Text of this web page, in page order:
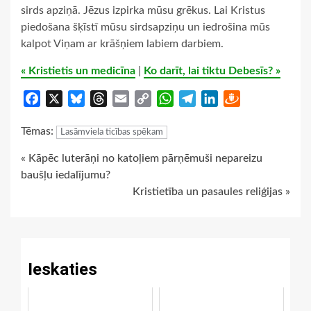
sirds apziņā. Jēzus izpirka mūsu grēkus. Lai Kristus
piedošana šķīstī mūsu sirdsapziņu un iedrošina mūs
kalpot Viņam ar krāšņiem labiem darbiem.
« Kristietis un medicīna Ko darīt, lai tiktu Debesīs? »
Facebook BlueskyThreads
Email
Copy
WhatsApp
TelegramLinkedIn
Tēmas: Lasāmviela ticības spēkam
Continue
« Kāpēc luterāņi no katoļiem pārņēmuši nepareizu
baušļu iedalījumu?
Kristietība un pasaules reliģijas »
Ieskaties